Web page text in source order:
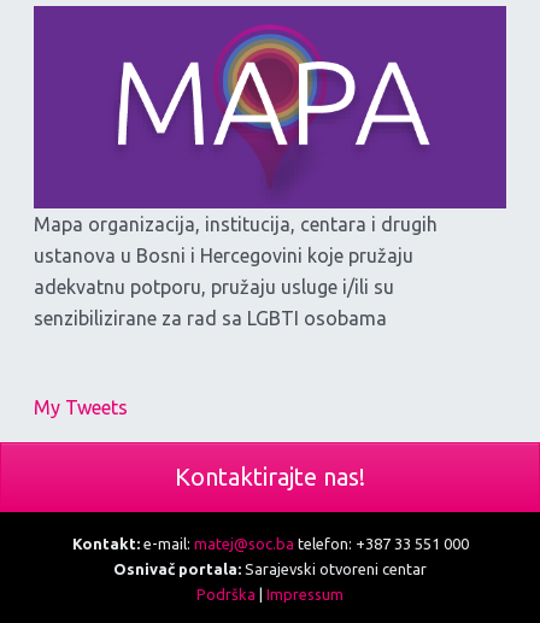
Mapa organizacija, institucija, centara i drugih
ustanova u Bosni i Hercegovini koje pružaju
adekvatnu potporu, pružaju usluge i/ili su
senzibilizirane za rad sa LGBTI osobama
My Tweets
Kontaktirajte nas!
Kontakt:e-mail: matej@soc.ba telefon: +387 33 551 000
Osnivač portala: Sarajevski otvoreni centar
Podrška
Impressum